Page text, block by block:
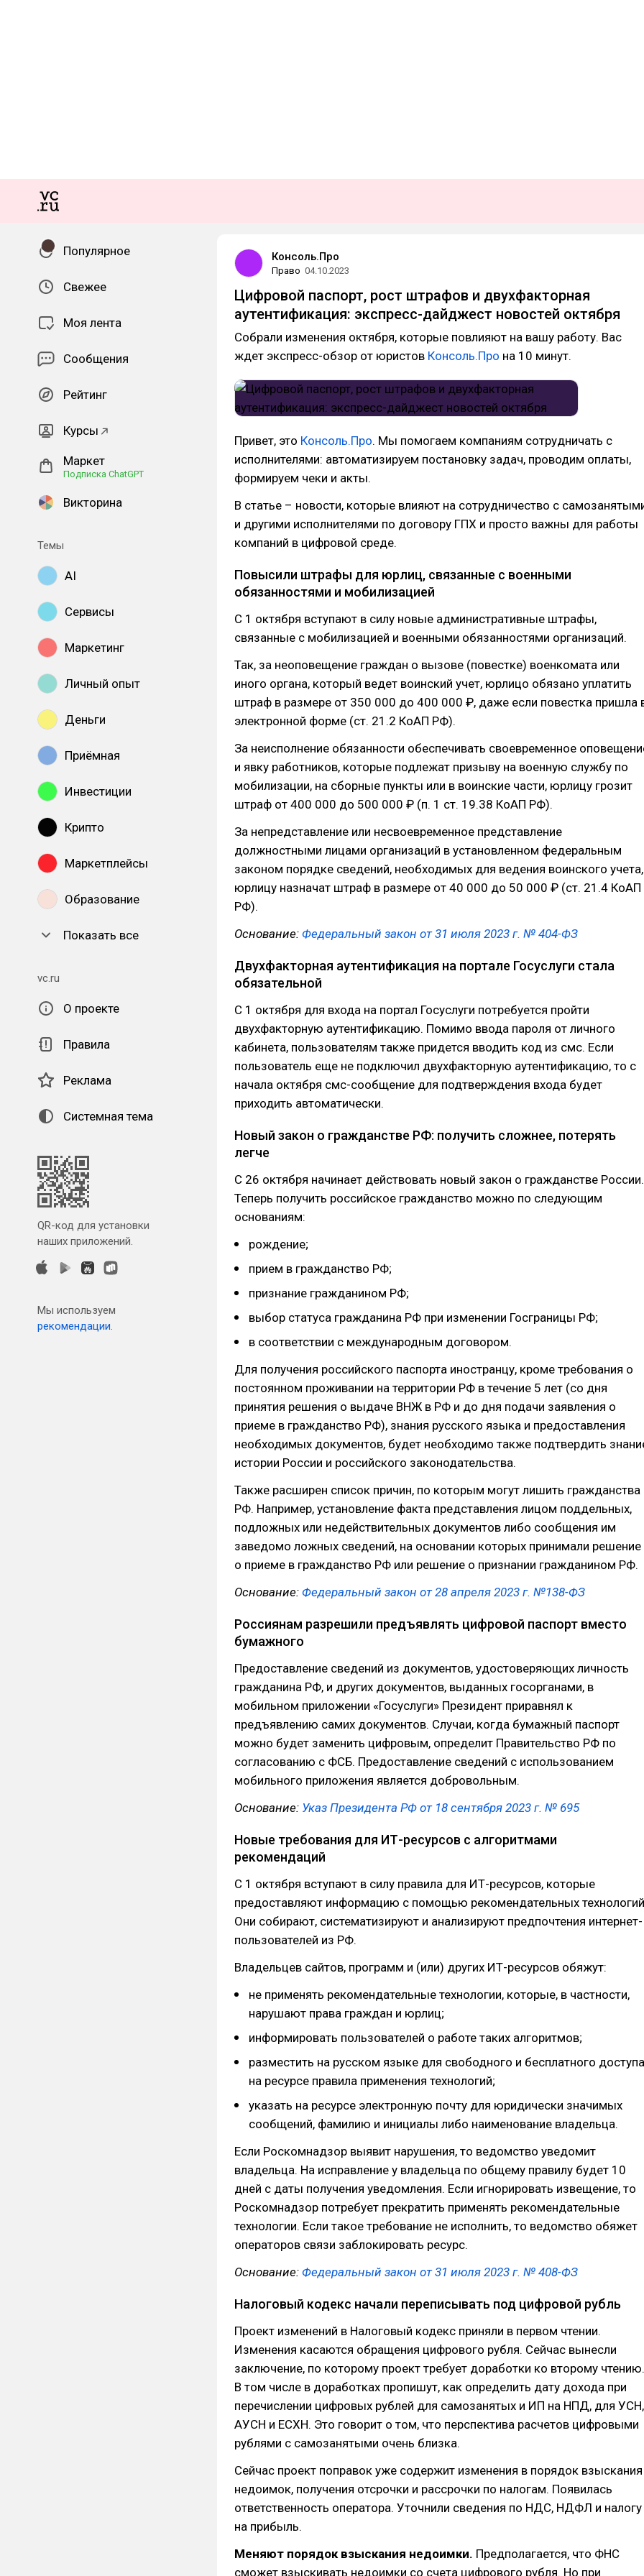
Популярное
Свежее
Моя лента
Сообщения
Рейтинг
Курсы
Маркет
Подписка ChatGPT
Викторина
Темы
AI
Сервисы
Маркетинг
Личный опыт
Деньги
Приёмная
Инвестиции
Крипто
Маркетплейсы
Образование
Показать все
vc.ru
О проекте
Правила
Реклама
Системная тема
QR-код для установки
наших приложений.
Мы используем
рекомендации.
Консоль.Про
Право 04.10.2023
Цифровой паспорт, рост штрафов и двухфакторная
аутентификация: экспресс-дайджест новостей октября
Собрали изменения октября, которые повлияют на вашу работу. Вас
ждет экспресс-обзор от юристов Консоль.Про на 10 минут.
Привет, это Консоль.Про. Мы помогаем компаниям сотрудничать с
исполнителями: автоматизируем постановку задач, проводим оплаты,
формируем чеки и акты.
В статье – новости, которые влияют на сотрудничество с
и другими исполнителями по договору ГПХ и просто важны для работы
компаний в цифровой среде.
Повысили штрафы для юрлиц, связанные с военными
обязанностями и мобилизацией
С 1 октября вступают в силу новые административные штрафы,
связанные с мобилизацией и военными обязанностями организаций.
Так, за неоповещение граждан о вызове (повестке) военкомата или
иного органа, который ведет воинский учет, юрлицо обязано уплатить
штраф в размере от 350 000 до 400 000 ₽, даже если повестка пришла
электронной форме (ст. 21.2 КоАП РФ).
За неисполнение обязанности обеспечивать своевременное
и явку работников, которые подлежат призыву на военную службу по
мобилизации, на сборные пункты или в воинские части, юрлицу грозит
штраф от 400 000 до 500 000 ₽ (п. 1 ст. 19.38 КоАП РФ).
За непредставление или несвоевременное представление
должностными лицами организаций в установленном федеральным
законом порядке сведений, необходимых для ведения воинского учета,
юрлицу назначат штраф в размере от 40 000 до 50 000 ₽ (ст. 21.4 КоАП
РФ).
Основание: Федеральный закон от 31 июля 2023 г. № 404-ФЗ
Двухфакторная аутентификация на портале Госуслуги стала
обязательной
С 1 октября для входа на портал Госуслуги потребуется пройти
двухфакторную аутентификацию. Помимо ввода пароля от личного
кабинета, пользователям также придется вводить код из смс. Если
пользователь еще не подключил двухфакторную аутентификацию, то с
начала октября смс-сообщение для подтверждения входа будет
приходить автоматически.
Новый закон о гражданстве РФ: получить сложнее, потерять
легче
С 26 октября начинает действовать новый закон о гражданстве России.
Теперь получить российское гражданство можно по следующим
основаниям:
рождение;
прием в гражданство РФ;
признание гражданином РФ;
выбор статуса гражданина РФ при изменении Госграницы РФ;
в соответствии с международным договором.
Для получения российского паспорта иностранцу, кроме требования о
постоянном проживании на территории РФ в течение 5 лет (со дня
принятия решения о выдаче ВНЖ в РФ и до дня подачи заявления о
приеме в гражданство РФ), знания русского языка и предоставления
необходимых документов, будет необходимо также подтвердить
истории России и российского законодательства.
Также расширен список причин, по которым могут лишить гражданства
РФ. Например, установление факта представления лицом поддельных,
подложных или недействительных документов либо сообщения им
заведомо ложных сведений, на основании которых принимали решение
о приеме в гражданство РФ или решение о признании гражданином РФ.
Основание: Федеральный закон от 28 апреля 2023 г. №138-ФЗ
Россиянам разрешили предъявлять цифровой паспорт вместо
бумажного
Предоставление сведений из документов, удостоверяющих личность
гражданина РФ, и других документов, выданных госорганами, в
мобильном приложении «Госуслуги» Президент приравнял к
предъявлению самих документов. Случаи, когда бумажный паспорт
можно будет заменить цифровым, определит Правительство РФ по
согласованию с ФСБ. Предоставление сведений с использованием
мобильного приложения является добровольным.
Основание: Указ Президента РФ от 18 сентября 2023 г. № 695
Новые требования для ИТ-ресурсов с алгоритмами
рекомендаций
С 1 октября вступают в силу правила для ИТ-ресурсов, которые
предоставляют информацию с помощью рекомендательных
Они собирают, систематизируют и анализируют предпочтения интернет-
пользователей из РФ.
Владельцев сайтов, программ и (или) других ИТ-ресурсов обяжут:
не применять рекомендательные технологии, которые, в частности,
нарушают права граждан и юрлиц;
информировать пользователей о работе таких алгоритмов;
разместить на русском языке для свободного и бесплатного доступа
на ресурсе правила применения технологий;
указать на ресурсе электронную почту для юридически значимых
сообщений, фамилию и инициалы либо наименование владельца.
Если Роскомнадзор выявит нарушения, то ведомство уведомит
владельца. На исправление у владельца по общему правилу будет 10
дней с даты получения уведомления. Если игнорировать извещение, то
Роскомнадзор потребует прекратить применять рекомендательные
технологии. Если такое требование не исполнить, то ведомство обяжет
операторов связи заблокировать ресурс.
Основание: Федеральный закон от 31 июля 2023 г. № 408-ФЗ
Налоговый кодекс начали переписывать под цифровой рубль
Проект изменений в Налоговый кодекс приняли в первом чтении.
Изменения касаются обращения цифрового рубля. Сейчас вынесли
заключение, по которому проект требует доработки ко второму чтению.
В том числе в доработках пропишут, как определить дату дохода при
перечислении цифровых рублей для самозанятых и ИП на НПД, для УСН,
АУСН и ЕСХН. Это говорит о том, что перспектива расчетов цифровыми
рублями с самозанятыми очень близка.
Сейчас проект поправок уже содержит изменения в порядок взыскания
недоимок, получения отсрочки и рассрочки по налогам. Появилась
ответственность оператора. Уточнили сведения по НДС, НДФЛ и налогу
на прибыль.
Меняют порядок взыскания недоимки. Предполагается, что ФНС
сможет взыскивать недоимки со счета цифрового рубля. Но при